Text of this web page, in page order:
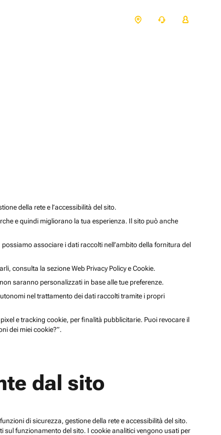
della rete e l’accessibilità del sito.
e quindi migliorano la tua esperienza. Il sito può anche
associare i dati raccolti nell’ambito della fornitura del
consulta la sezione Web Privacy Policy e Cookie.
saranno personalizzati in base alle tue preferenze.
nel trattamento dei dati raccolti tramite i propri
e tracking cookie, per finalità pubblicitarie. Puoi revocare il
dei miei cookie?”.
dal sito
di sicurezza, gestione della rete e accessibilità del sito.
funzionamento del sito. I cookie analitici vengono usati per